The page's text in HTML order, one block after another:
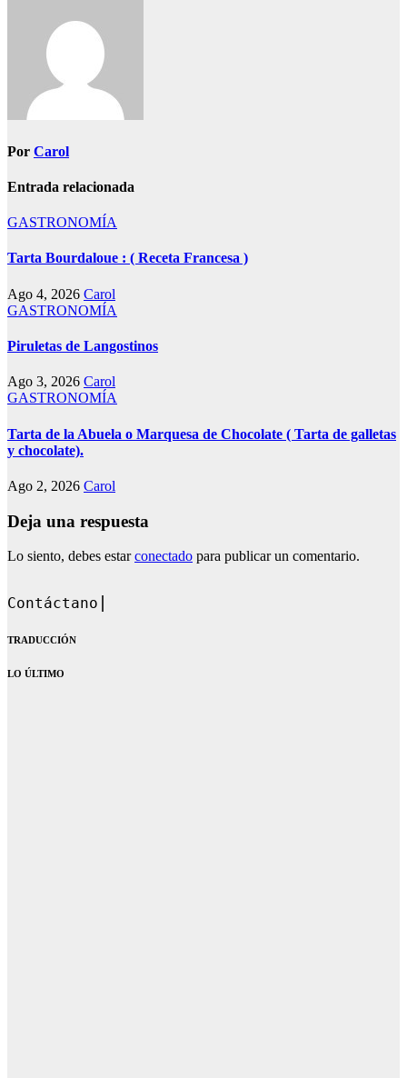
Por Carol
Entrada relacionada
GASTRONOMÍA
Tarta Bourdaloue : ( Receta Francesa )
Ago 4, 2026 Carol
GASTRONOMÍA
Piruletas de Langostinos
Ago 3, 2026 Carol
GASTRONOMÍA
Tarta de la Abuela o Marquesa de Chocolate ( Tarta de galletas
y chocolate).
Ago 2, 2026 Carol
Deja una respuesta
Lo siento, debes estarconectado para publicar un comentario.
Contáctanos en: dandoq
TRADUCCIÓN
LO ÚLTIMO